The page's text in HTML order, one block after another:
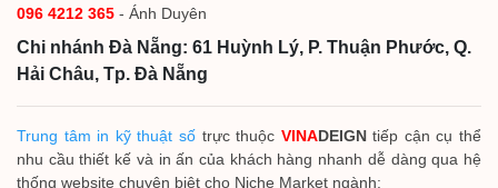
096 4212 365 - Ánh Duyên
Chi nhánh Đà Nẵng: 61 Huỳnh Lý, P. Thuận Phước, Q.
Hải Châu, Tp. Đà Nẵng
Trung tâm in kỹ thuật sốtrực thuộc VINADEIGNtiếp cận cụ thể
nhu cầu thiết kế và in ấn của khách hàng nhanh dễ dàng qua hệ
thống website chuyên biệt cho Niche Market ngành: